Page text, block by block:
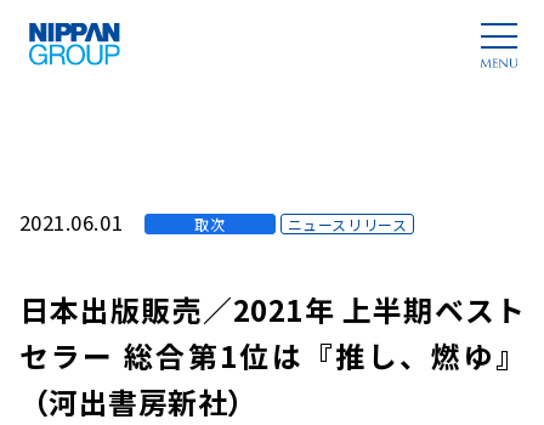
2021.06.01 取次 ニュースリリース
日本出版販売／2021年 上半期ベスト
セラー 総合第1位は『推し、燃ゆ』
（河出書房新社）